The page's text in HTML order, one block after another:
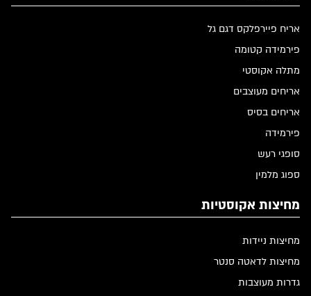
אריח פיירפלקס דגם גל
פירמידה קטומה
מתלה אקוסטי
אריחים מעוצבים
אריחים בסיס
פירמידה
סופגי רעש
ספוג מלמין
מחיצות אקוסטיות
מחיצות ניידות
מחיצות לדאטה סנטר
גדרות מעוצבות